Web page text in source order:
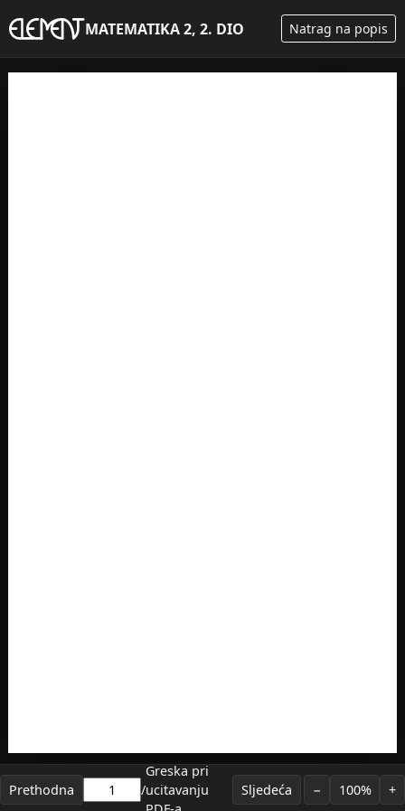
MATEMATIKA 2, 2. DIO Natrag na popis
Prethodna /
Greska pri
ucitavanju
Sljedeća − 100% +